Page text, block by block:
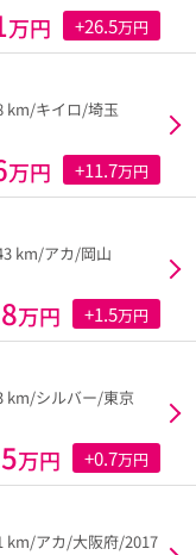
万円 +26.5万円
km/キイロ/埼玉
万円 +11.7万円
km/アカ/岡山
万円 +1.5万円
km/シルバー/東京
万円 +0.7万円
km/アカ/大阪府/2017